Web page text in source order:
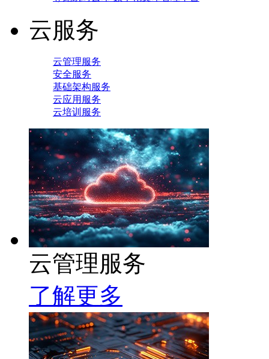
云服务
云管理服务
安全服务
基础架构服务
云应用服务
云培训服务
云管理服务
了解更多